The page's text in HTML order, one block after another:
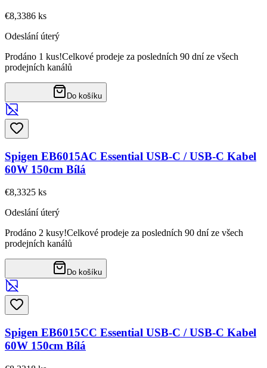
€8,3386 ks
Odeslání úterý
Prodáno 1 kus!Celkové prodeje za posledních 90 dní ze všech
prodejních kanálů
Do košíku
Spigen EB6015AC Essential USB-C / USB-C Kabel
60W 150cm Bílá
€8,3325 ks
Odeslání úterý
Prodáno 2 kusy!Celkové prodeje za posledních 90 dní ze všech
prodejních kanálů
Do košíku
Spigen EB6015CC Essential USB-C / USB-C Kabel
60W 150cm Bílá